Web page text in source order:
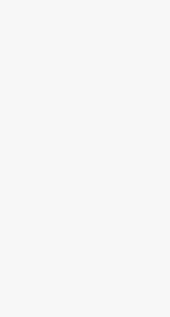
en
Axion
vendrá
gran parte